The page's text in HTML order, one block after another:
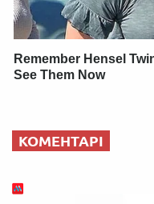
Remember Hensel
See Them Now
КОМЕНТАРІ